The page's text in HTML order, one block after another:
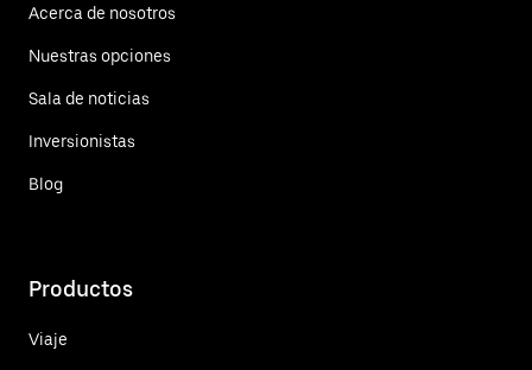
Acerca de nosotros
Nuestras opciones
Sala de noticias
Inversionistas
Blog
Productos
Viaje